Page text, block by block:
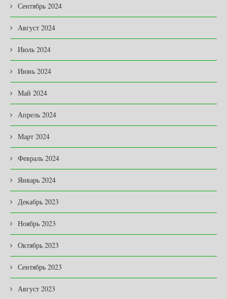
Сентябрь 2024
Август 2024
Июль 2024
Июнь 2024
Май 2024
Апрель 2024
Март 2024
Февраль 2024
Январь 2024
Декабрь 2023
Ноябрь 2023
Октябрь 2023
Сентябрь 2023
Август 2023